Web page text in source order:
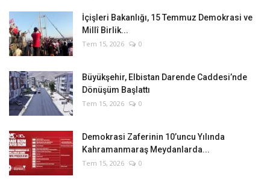
İçişleri Bakanlığı, 15 Temmuz Demokrasi ve
Millî Birlik...
Tem 15, 2026 0
Büyükşehir, Elbistan Darende Caddesi’nde
Dönüşüm Başlattı
Tem 15, 2026 0
Demokrasi Zaferinin 10’uncu Yılında
Kahramanmaraş Meydanlarda...
Tem 15, 2026 0